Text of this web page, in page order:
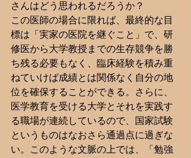
さんはどう思われるだろうか？
この医師の場合に限れば、最終的な目
標は「実家の医院を継ぐこと」で、研
修医から大学教授までの生存競争を勝
ち残る必要もなく、臨床経験を積み重
ねていけば成績とは関係なく自分の地
位を確保することができる。さらに、
医学教育を受ける大学とそれを実践す
る職場が連続しているので、国家試験
というものはなおさら通過点に過ぎな
い。このような文脈の上では、「勉強